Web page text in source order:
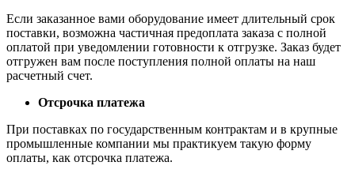
Если заказанное вами оборудование имеет длительный срок
поставки, возможна частичная предоплата заказа с полной
оплатой при уведомлении готовности к отгрузке. Заказ будет
отгружен вам после поступления полной оплаты на наш
расчетный счет.
Отсрочка платежа
При поставках по государственным контрактам и в крупные
промышленные компании мы практикуем такую форму
оплаты, как отсрочка платежа.